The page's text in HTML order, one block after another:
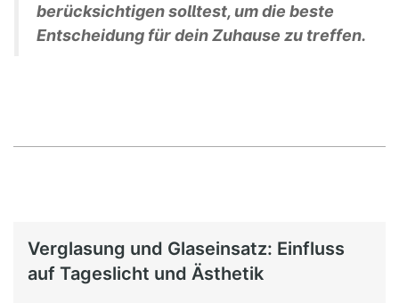
berücksichtigen solltest, um die beste
Entscheidung für dein Zuhause zu treffen.
Verglasung und Glaseinsatz: Einfluss
auf Tageslicht und Ästhetik